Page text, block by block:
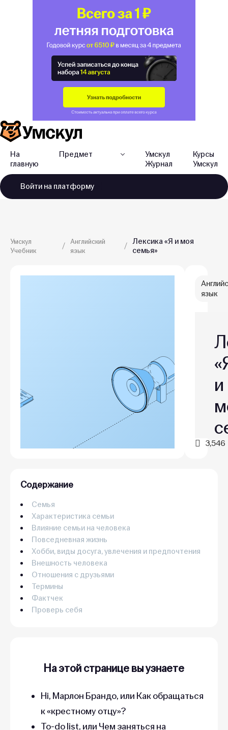
На
главную
Предмет
Умскул
Журнал
Курсы
Умскул
Войти на платформу
Умскул
Учебник
Английский
язык
Лексика «Я и моя
семья»
язык
и
3,546
Содержание
Семья
Характеристика семьи
Влияние семьи на человека
Повседневная жизнь
Хобби, виды досуга, увлечения и предпочтения
Внешность человека
Отношения с друзьями
Термины
Фактчек
Проверь себя
На этой странице вы узнаете
Hi, Марлон Брандо, или Как обращаться
к «крестному отцу»?
To-do list, или Чем заняться на